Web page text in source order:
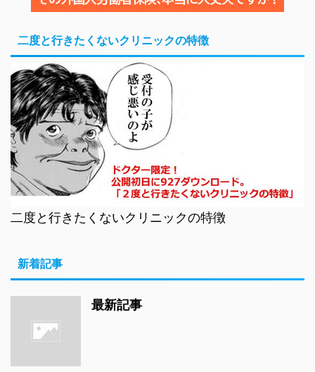
二度と行きたくないクリニックの特徴
二度と行きたくないクリニックの特徴
新着記事
最新記事